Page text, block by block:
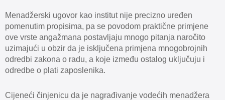
Menadžerski ugovor kao institut nije precizno uređen
pomenutim propisima, pa se povodom praktične primjene
ove vrste angažmana postavljaju mnogo pitanja naročito
uzimajući u obzir da je isključena primjena mnogobrojnih
odredbi zakona o radu, a koje između ostalog uključuju i
odredbe o plati zaposlenika.
Cijeneći činjenicu da je nagrađivanje vodećih menadžera